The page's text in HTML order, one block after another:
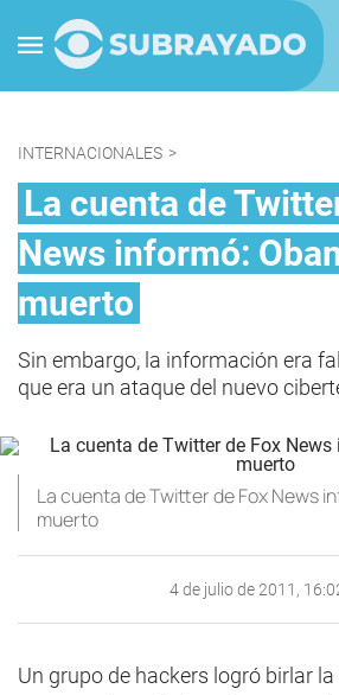
INTERNACIONALES >
La cuenta de
News informó:
muerto
Sin embargo, la información era
que era un ataque del nuevo
La cuenta de Twitter de Fox News
muerto
4 de julio de 2011,
Un grupo de hackers logró birlar